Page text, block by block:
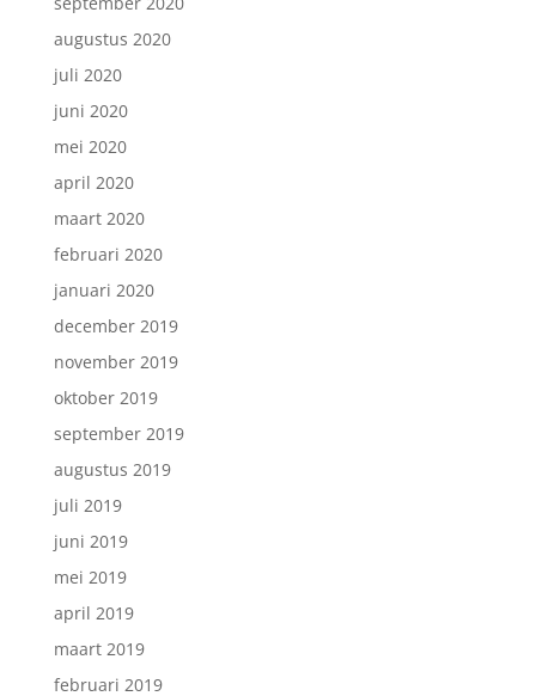
augustus 2020
juli 2020
juni 2020
mei 2020
april 2020
maart 2020
februari 2020
januari 2020
december 2019
november 2019
oktober 2019
september 2019
augustus 2019
juli 2019
juni 2019
mei 2019
april 2019
maart 2019
februari 2019